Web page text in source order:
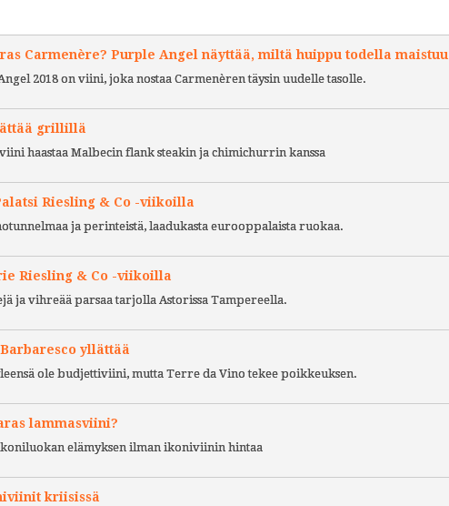
Carmenère? Purple Angel näyttää, miltä huippu todella maistuu
2018 on viini, joka nostaa Carmenèren täysin uudelle tasolle.
grillillä
haastaa Malbecin flank steakin ja chimichurrin kanssa
Riesling & Co -viikoilla
ja perinteistä, laadukasta eurooppalaista ruokaa.
Riesling & Co -viikoilla
ja vihreää parsaa tarjolla Astorissa Tampereella.
yllättää
ole budjettiviini, mutta Terre da Vino tekee poikkeuksen.
lammasviini?
elämyksen ilman ikoniviinin hintaa
kriisissä